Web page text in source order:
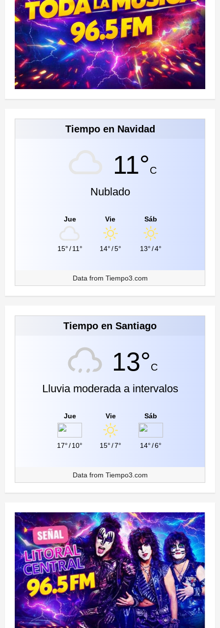
Tiempo en Navidad
11°C
Nublado
Jue
15°/ 11°
Vie
14°/5°
Sáb
13°/4°
Data from Tiempo3.com
Tiempo en Santiago
13°C
Lluvia moderada a intervalos
Jue
17°/10°
Vie
15°/7°
Sáb
14°/6°
Data from Tiempo3.com